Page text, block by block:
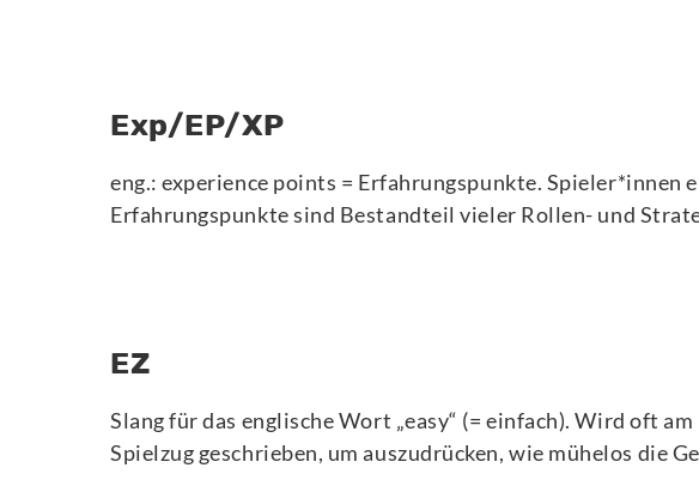
Exp/EP/XP
eng.: experience points = Erfahrungspunkte. Spieler*innen
Erfahrungspunkte sind Bestandteil vieler Rollen- und
EZ
Slang für das englische Wort „easy“ (= einfach). Wird oft
Spielzug geschrieben, um auszudrücken, wie mühelos die